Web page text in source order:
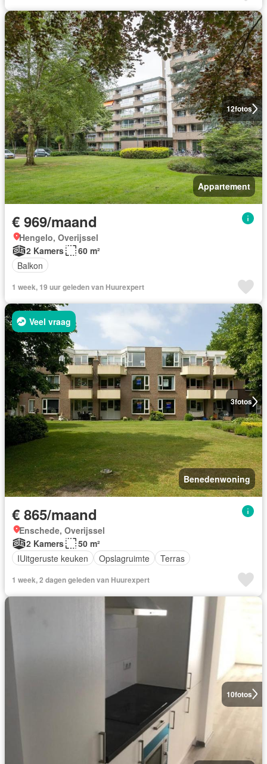
12fotos
Appartement
€ 969/maand
Hengelo, Overijssel
2 Kamers
60 m²
Balkon
1 week, 19 uur geleden van Huurexpert
3fotos
Veel vraag
Benedenwoning
€ 865/maand
Enschede, Overijssel
2 Kamers
50 m²
IUitgeruste keuken
Opslagruimte Terras
1 week, 2 dagen geleden van Huurexpert
10fotos